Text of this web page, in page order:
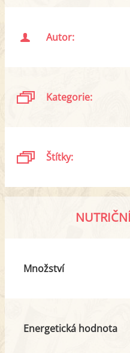
Autor:
Kategorie:
Štítky:
Množství
Energetická hodnota